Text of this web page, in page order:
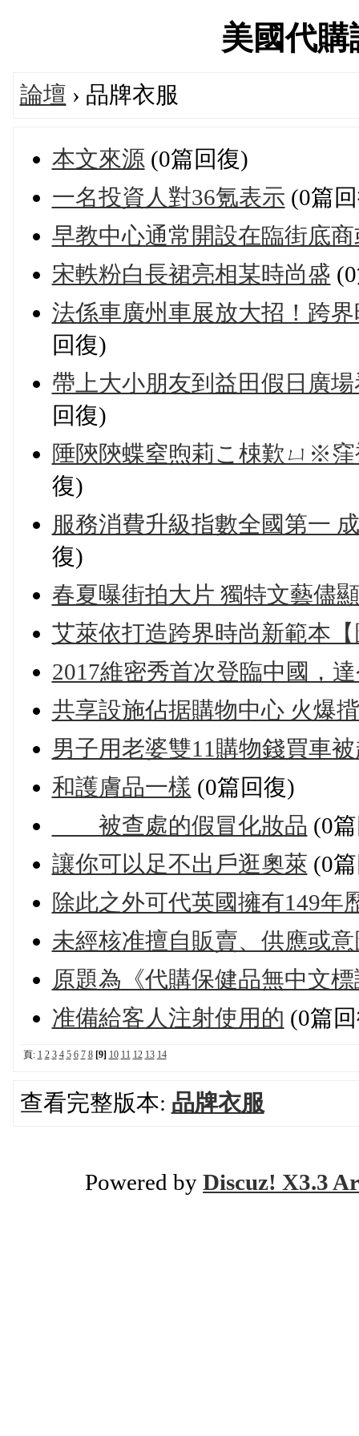
美國代
論壇 › 品牌衣服
本文來源 (0篇回復)
一名投資人對36氪表示 (0篇
早教中心通常開設在臨街底
宋軼粉白長裙亮相某時尚盛
法係車廣州車展放大招！跨
回復)
帶上大小朋友到益田假日廣
回復)
陲陝陝蝶窒煦莉こ梀歎ㄩ※
復)
服務消費升級指數全國第一
復)
春夏曝街拍大片 獨特文藝儘
艾萊依打造跨界時尚新範本
2017維密秀首次登臨中國，
共享設施佔据購物中心 火爆
男子用老婆雙11購物錢買車
和護膚品一樣 (0篇回復)
被查處的假冒化妝品 (0
讓你可以足不出戶逛奧萊 (0
除此之外可代英國擁有149年
未經核准擅自販賣、供應或
原題為《代購保健品無中文
准備給客人注射使用的 (0篇
頁: 1 2 3 4 5 6 7 8 [9] 10 11 12 13 14
查看完整版本: 品牌衣服
Powered by Discuz! X3.3